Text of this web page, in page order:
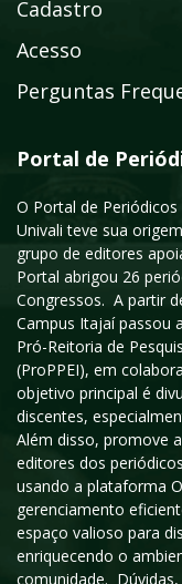
Cadastro
Acesso
Perguntas
Portal de
O Portal de
Univali teve sua
grupo de editores
Portal abrigou 26
Congressos. A partir
Campus Itajaí passou
Pró-Reitoria de
(ProPPEI), em
objetivo principal é
discentes,
Além disso, promove
editores dos
usando a plataforma
gerenciamento
espaço valioso para
enriquecendo o
comunidade.